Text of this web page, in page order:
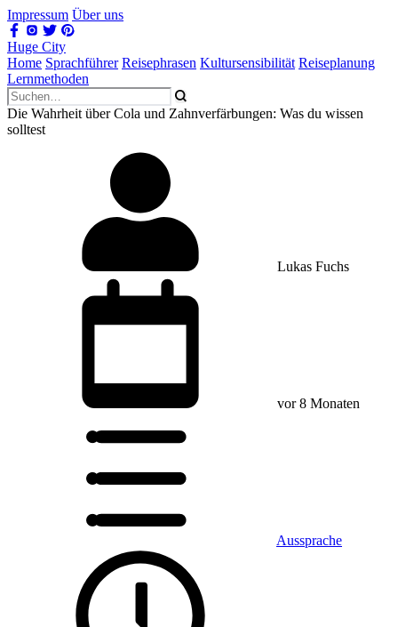
Impressum Über uns
Huge City
Home Sprachführer Reisephrasen Kultursensibilität Reiseplanung
Lernmethoden
Die Wahrheit über Cola und Zahnverfärbungen: Was du wissen
solltest
Lukas Fuchs
vor 8 Monaten
Aussprache